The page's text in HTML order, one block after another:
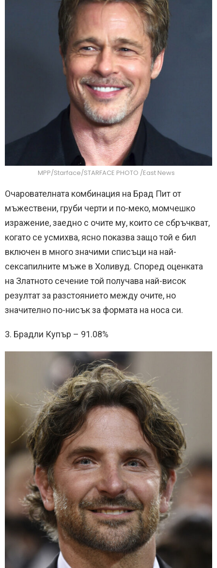
MPP/Starface/STARFACE PHOTO /East News
Очарователната комбинация на Брад Пит от
мъжествени, груби черти и по-меко, момчешко
изражение, заедно с очите му, които се сбръчкват,
когато се усмихва, ясно показва защо той е бил
включен в много значими списъци на най-
сексапилните мъже в Холивуд. Според оценката
на Златното сечение той получава най-висок
резултат за разстоянието между очите, но
значително по-нисък за формата на носа си.
3. Брадли Купър – 91.08%